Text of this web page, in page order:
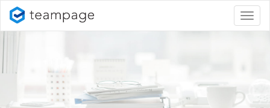
ナ
ビ